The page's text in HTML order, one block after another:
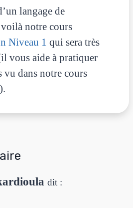
langage de
notre cours
Niveau 1 qui sera très
vous aide à pratiquer
vu dans notre cours
dit :